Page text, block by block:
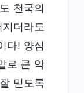
천국의
더라도
다! 양심
로 큰 악
믿도록